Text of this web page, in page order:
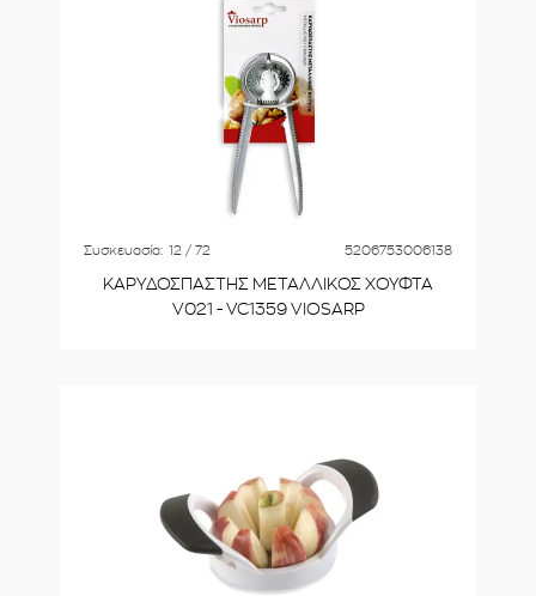
Συσκευασία: 12 / 72 5206753006138
ΚΑΡΥΔΟΣΠΑΣΤΗΣ ΜΕΤΑΛΛΙΚΟΣ ΧΟΥΦΤΑ
V021 - VC1359 VIOSARP